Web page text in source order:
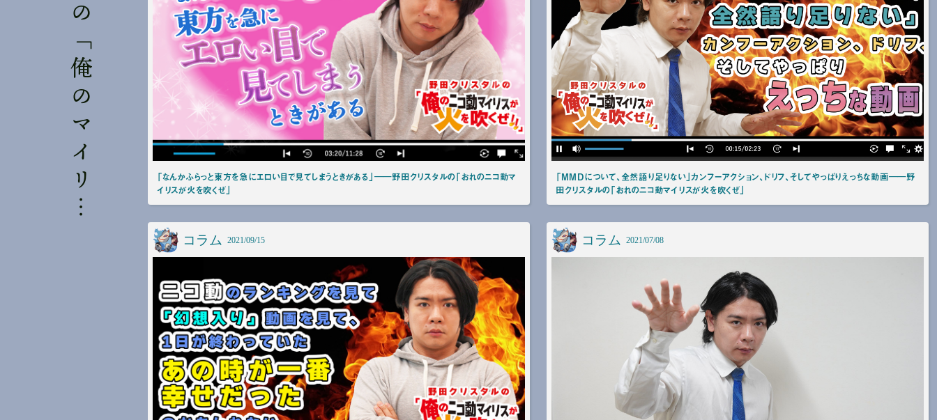
「なんかふらっと東方を急にエロい目で見てしまうときがある」――野田クリスタルの「おれのニコ動マ
イリスが火を吹くぜ」
「MMDについて、全然語り足りない」カンフーアクション、ドリフ、そしてやっぱりえっちな動画――野
田クリスタルの「おれのニコ動マイリスが火を吹くぜ」
コラム 2021/09/15 コラム 2021/07/08